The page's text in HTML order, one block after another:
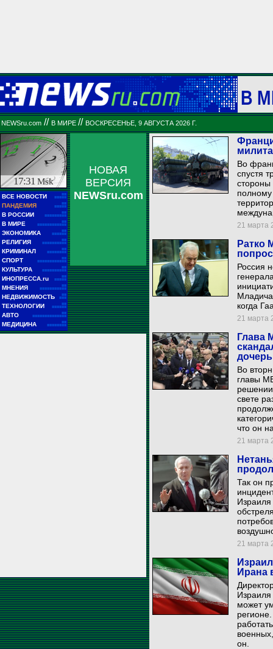
В
NEWSru.com // В МИРЕ // ВОСКРЕСЕНЬЕ, 9 АВГУСТА 2026 Г.
17:31Msk
ВСЕ НОВОСТИ ■■
■■■■■
ПАНДЕМИЯ ■■
■■■■■
В РОССИИ ■■
■■■■■■■■■
В МИРЕ ■■
■■■■■■■■■■■■
ЭКОНОМИКА ■■
■■■■■■
РЕЛИГИЯ ■■
■■■■■■■■■■
КРИМИНАЛ ■■
■■■■■■■■
СПОРТ ■■
■■■■■■■■■■■■
КУЛЬТУРА ■■
■■■■■■■■■■
ИНОПРЕССА.ru ■■
■■■■■
МНЕНИЯ ■■
■■■■■■■■■■■
НЕДВИЖИМОСТЬ ■■
■■■
ТЕХНОЛОГИИ ■■
■■■■■■
АВТО ■■
■■■■■■■■■■■■■■
МЕДИЦИНА ■■
■■■■■■■■
НОВАЯ
ВЕРСИЯ
NEWSru.com
Во
спустя
полному
21 марта
Ратко
Россия
когда
21 марта
Глава
Во
главы
свете
что он
21 марта
Так он
21 марта
Ирана
Израиля
может
он.